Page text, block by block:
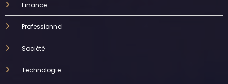
Finance
Professionnel
Société
Technologie